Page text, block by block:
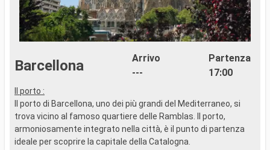
Barcellona
Arrivo
---
Partenza
17:00
Il porto :
Il porto di Barcellona, uno dei più grandi del Mediterraneo, si
trova vicino al famoso quartiere delle Ramblas. Il porto,
armoniosamente integrato nella città, è il punto di partenza
ideale per scoprire la capitale della Catalogna.